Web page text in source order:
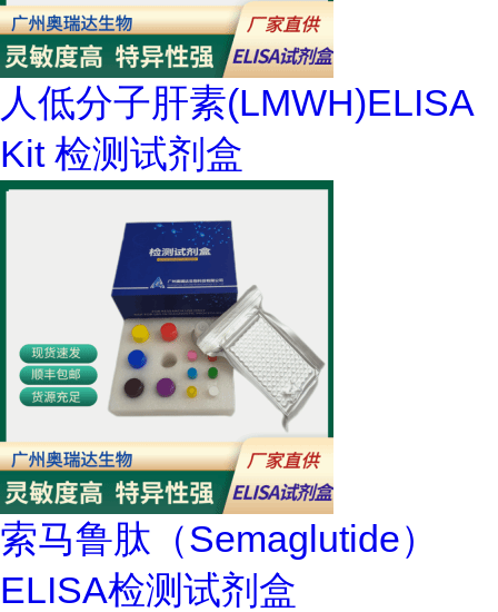
人低分子肝素(LMWH)ELISA
Kit 检测试剂盒
索马鲁肽（Semaglutide）
ELISA检测试剂盒